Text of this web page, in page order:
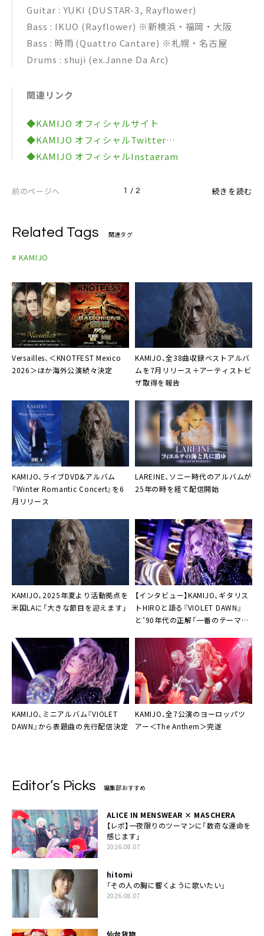
Guitar : YUKI (DUSTAR-3, Rayflower)
Bass : IKUO (Rayflower) ※新横浜・福岡・大阪
Bass : 時雨 (Quattro Cantare) ※札幌・名古屋
Drums : shuji (ex.Janne Da Arc)
関連リンク
◆KAMIJO オフィシャルサイト
◆KAMIJO オフィシャルTwitter
◆KAMIJO オフィシャルInstagram
◆KAMIJO オフィシャルYouTubeチャンネル
前のページへ 1 / 2 続きを読む
Related Tags 関連タグ
# KAMIJO
Versailles、＜KNOTFEST Mexico
2026＞ほか海外公演続々決定
KAMIJO、全38曲収録ベストアルバ
ムを7月リリース＋アーティストビ
ザ取得を報告
KAMIJO、ライブDVD&アルバム
『Winter Romantic Concert』を6
月リリース
LAREINE、ソニー時代のアルバムが
25年の時を経て配信開始
KAMIJO、2025年夏より活動拠点を
米国LAに「大きな節目を迎えます」
【インタビュー】KAMIJO、ギタリス
トHIROと語る『VIOLET DAWN』
と’90年代の正解「一番のテーマは
KAMIJO、ミニアルバム『VIOLET
DAWN』から表題曲の先行配信決定
KAMIJO、全7公演のヨーロッパツ
アー＜The Anthem＞完遂
Editor’s Picks 編集部おすすめ
ALICE IN MENSWEAR × MASCHERA
【レポ】一夜限りのツーマンに「数奇な運命を
感じます」
2026.08.07
hitomi
「その人の胸に響くように歌いたい」
2026.08.07
仙台貨物